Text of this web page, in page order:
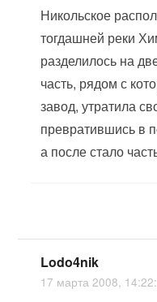
Никольское
тогдашней реки
разделилось на
часть, рядом с
завод, утратила
превратившись в
а после стало
Lodo4nik
17 марта 2008,